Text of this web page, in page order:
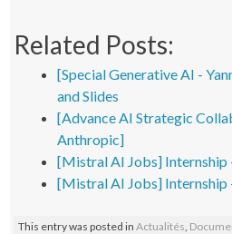
Related Posts:
[Special Generative AI -
and Slides
[Advance AI Strategic
Anthropic]
[Mistral AI Jobs] Internship
[Mistral AI Jobs] Internship
This entry was posted inActualités